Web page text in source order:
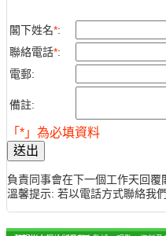
閣下姓名*:
聯絡電話*:
電郵:
備註:
「*」為必填資料
送出
負責同事會在下一個工作天回覆
溫馨提示: 若以電話方式聯絡我